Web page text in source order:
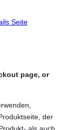
Seite
page, or
der